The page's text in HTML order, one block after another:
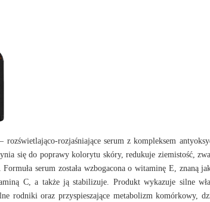
rozjaśniające serum z kompleksem
się do poprawy kolorytu skóry, redukuje ziemistość,
Formuła serum została wzbogacona o witaminę E, znaną
C, a także ją stabilizuje. Produkt wykazuje silne
rodniki oraz przyspieszające metabolizm komórkowy,